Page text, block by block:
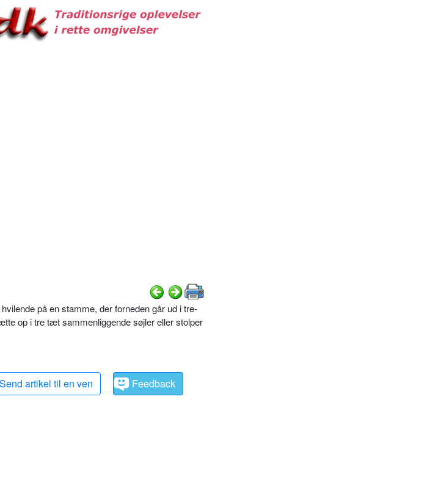
på en stamme, der forneden går ud i tre-
op i tre tæt sammenliggende søjler eller stolper
Send artikel til en ven Feedback